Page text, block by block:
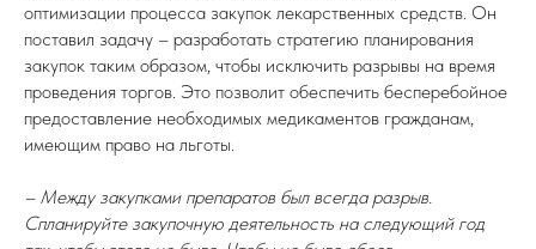
оптимизации процесса закупок лекарственных средств. Он
поставил задачу – разработать стратегию планирования
закупок таким образом, чтобы исключить разрывы на время
проведения торгов. Это позволит обеспечить бесперебойное
предоставление необходимых медикаментов гражданам,
имеющим право на льготы.
– Между закупками препаратов был всегда разрыв.
Спланируйте закупочную деятельность на следующий год